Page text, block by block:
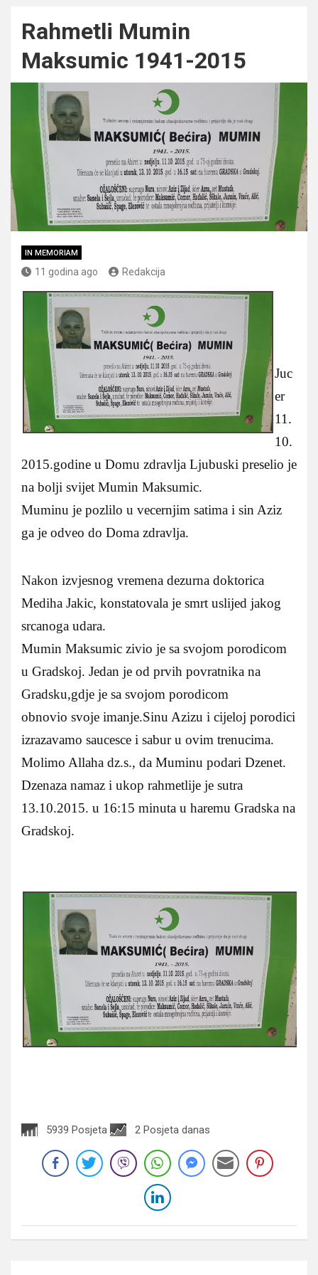
Rahmetli Mumin
Maksumic 1941-2015
IN MEMORIAM
11 godina ago Redakcija
Juc
er
11.
10.
2015.godine u Domu zdravlja Ljubuski preselio je
na bolji svijet Mumin Maksumic.
Muminu je pozlilo u vecernjim satima i sin Aziz
ga je odveo do Doma zdravlja.
Nakon izvjesnog vremena dezurna doktorica
Mediha Jakic, konstatovala je smrt uslijed jakog
srcanoga udara.
Mumin Maksumic zivio je sa svojom porodicom
u Gradskoj. Jedan je od prvih povratnika na
Gradsku,gdje je sa svojom porodicom
obnovio svoje imanje.Sinu Azizu i cijeloj porodici
izrazavamo saucesce i sabur u ovim trenucima.
Molimo Allaha dz.s., da Muminu podari Dzenet.
Dzenaza namaz i ukop rahmetlije je sutra
13.10.2015. u 16:15 minuta u haremu Gradska na
Gradskoj.
5939 Posjeta 2 Posjeta danas